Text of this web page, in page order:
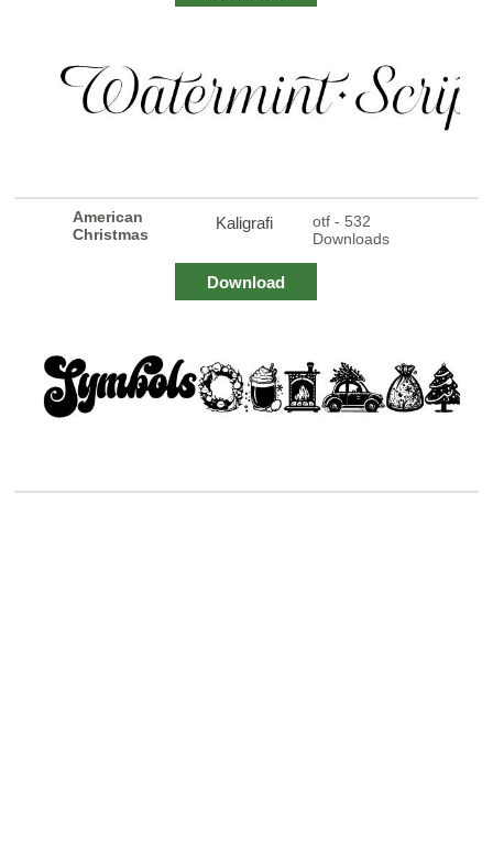
American
Christmas
Kaligrafi
otf - 532
Downloads
Download